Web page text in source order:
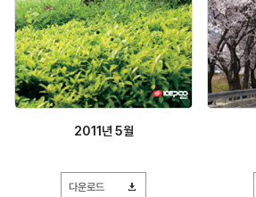
2011년 5월
다운로드